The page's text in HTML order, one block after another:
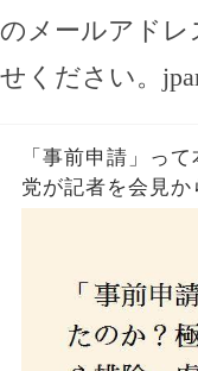
のメールアド
せください。
「事前申請」っ
党が記者を会見